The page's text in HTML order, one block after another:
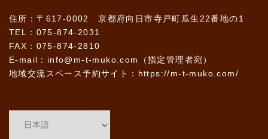
住所：〒617-0002 京都府向日市寺戸町瓜生22番地の1
TEL：075-874-2031
FAX：075-874-2810
E-mail：info@m-t-muko.com（指定管理者宛）
地域交流スペース予約サイト： https://m-t-muko.com/